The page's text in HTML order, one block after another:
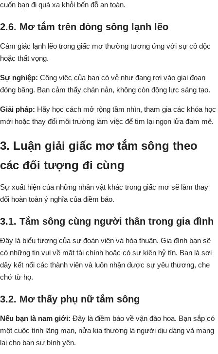
cuốn bạn đi quá xa khỏi bến đỗ an toàn.
2.6. Mơ tắm trên dòng sông lạnh lẽo
Cảm giác lạnh lẽo trong giấc mơ thường tương ứng với sự cô độc
hoặc thất vọng.
Sự nghiệp: Công việc của bạn có vẻ như đang rơi vào giai đoạn
đóng băng. Bạn cảm thấy chán nản, không còn động lực sáng tạo.
Giải pháp: Hãy học cách mở rộng tầm nhìn, tham gia các khóa học
mới hoặc thay đổi môi trường làm việc để tìm lại ngọn lửa đam mê.
3. Luận giải giấc mơ tắm sông theo
các đối tượng đi cùng
Sự xuất hiện của những nhân vật khác trong giấc mơ sẽ làm thay
đổi hoàn toàn ý nghĩa của điềm báo.
3.1. Tắm sông cùng người thân trong gia đình
Đây là biểu tượng của sự đoàn viên và hòa thuận. Gia đình bạn sẽ
có những tin vui về mặt tài chính hoặc có sự kiện hỷ tín. Bạn là sợi
dây kết nối các thành viên và luôn nhận được sự yêu thương, che
chở từ họ.
3.2. Mơ thấy phụ nữ tắm sông
Nếu bạn là nam giới: Đây là điềm báo về vận đào hoa. Bạn sắp có
một cuộc tình lãng mạn, nửa kia thường là người dịu dàng và mang
lại cho bạn sự bình yên.